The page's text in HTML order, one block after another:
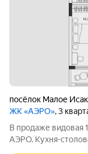
посёлок Малое
ЖК «АЭРО», 3
В продаже видовая
АЭРО. Кухня-